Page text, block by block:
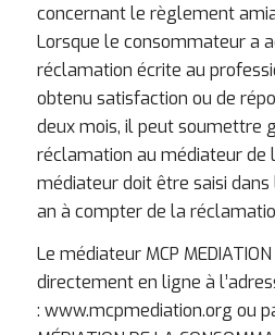
concernant le règlement
Lorsque le consommateur a
réclamation écrite au
obtenu satisfaction ou de
deux mois, il peut soumettre
réclamation au médiateur de
médiateur doit être saisi dans
an à compter de la
Le médiateur MCP
directement en ligne à
: www.mcpmediation.org ou